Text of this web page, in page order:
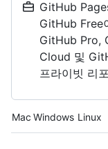
GitHub
GitHub Free
GitHub Pro,
Cloud 및
프라이빗 리
Platform
Mac Windows Linux